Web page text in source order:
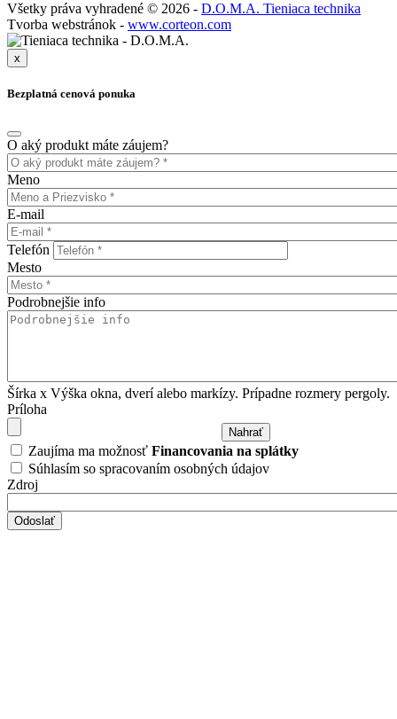
Všetky práva vyhradené © 2026 - D.O.M.A. Tieniaca technika
Tvorba webstránok - www.corteon.com
x
Bezplatná cenová ponuka
O aký produkt máte záujem?
Meno
E-mail
Telefón
Mesto
Podrobnejšie info
Šírka x Výška okna, dverí alebo markízy. Prípadne rozmery pergoly.
Príloha
Zaujíma ma možnosť Financovania na splátky
Súhlasím so spracovaním osobných údajov
Zdroj